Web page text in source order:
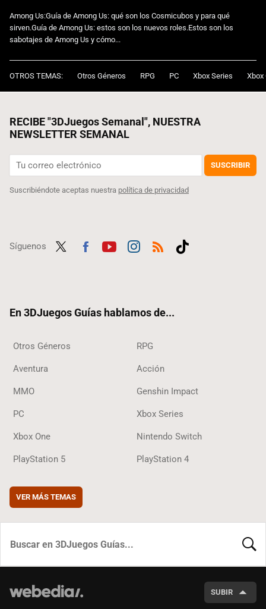
Among Us:Guía de Among Us: qué son los Cosmicubos y para qué
sirven.Guía de Among Us: estos son los nuevos roles.Estos son los
sabotajes de Among Us y cómo...
OTROS TEMAS: Otros Géneros RPG PC Xbox Series Xbox
RECIBE "3DJuegos Semanal", NUESTRA
NEWSLETTER SEMANAL
SUSCRIBIR
Suscribiéndote aceptas nuestra política de privacidad
Síguenos
En 3DJuegos Guías hablamos de...
Otros Géneros RPG
Aventura Acción
MMO Genshin Impact
PC Xbox Series
Xbox One Nintendo Switch
PlayStation 5 PlayStation 4
VER MÁS TEMAS
SUBIR